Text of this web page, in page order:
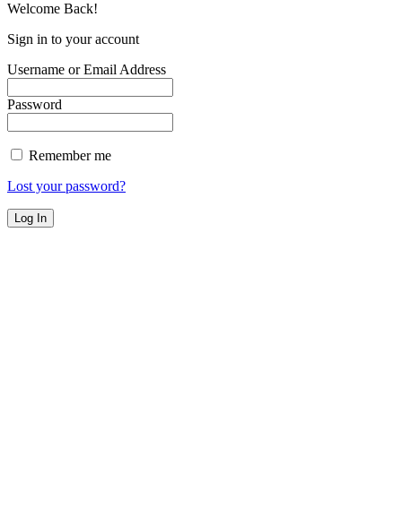
Welcome Back!
Sign in to your account
Username or Email Address
Password
Remember me
Lost your password?